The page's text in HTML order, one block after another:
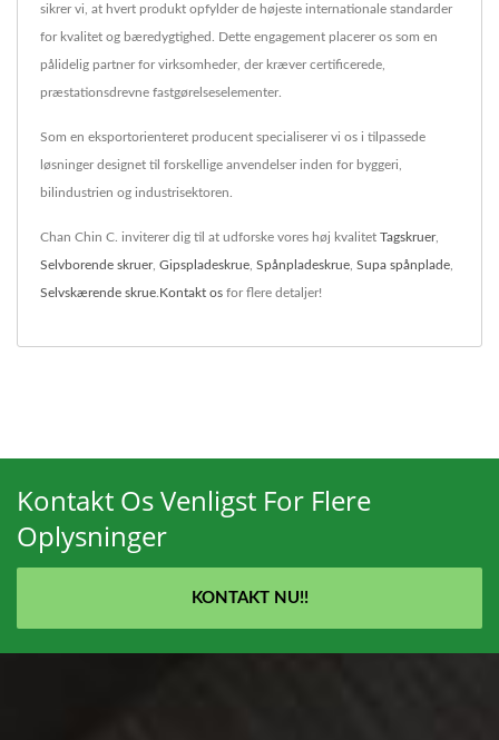
sikrer vi, at hvert produkt opfylder de højeste internationale standarder
for kvalitet og bæredygtighed. Dette engagement placerer os som en
pålidelig partner for virksomheder, der kræver certificerede,
præstationsdrevne fastgørelseselementer.
Som en eksportorienteret producent specialiserer vi os i tilpassede
løsninger designet til forskellige anvendelser inden for byggeri,
bilindustrien og industrisektoren.
Chan Chin C. inviterer dig til at udforske vores høj kvalitet Tagskruer,
Selvborende skruer, Gipspladeskrue Spånpladeskrue Supa spånplade
Selvskærende skrue Kontakt os for flere detaljer!
Kontakt Os Venligst For Flere
Oplysninger
KONTAKT NU!!